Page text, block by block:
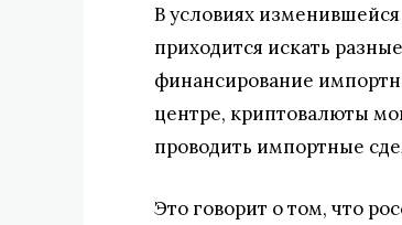
В условиях
приходится искать
финансирование
центре, криптовалюты
проводить импортные
Это говорит о том, что